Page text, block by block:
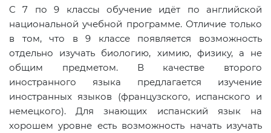
C 7 по 9 классы обучение идёт по английской
национальной учебной программе. Отличие только
в том, что в 9 классе появляется возможность
отдельно изучать биологию, химию, физику, а не
общим предметом. В качестве второго
иностранного языка предлагается изучение
иностранных языков (французского, испанского и
немецкого). Для знающих испанский язык на
хорошем уровне есть возможность начать изучать